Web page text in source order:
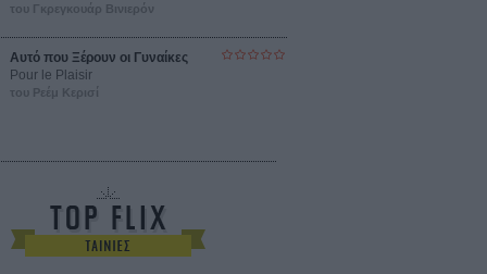
του Γκρεγκουάρ Βινιερόν
Αυτό που Ξέρουν οι Γυναίκες
Pour le Plaisir
του Ρεέμ Κερισί